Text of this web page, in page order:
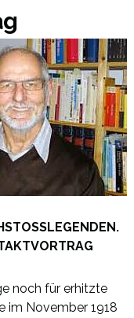
noch für erhitzte
im November 1918